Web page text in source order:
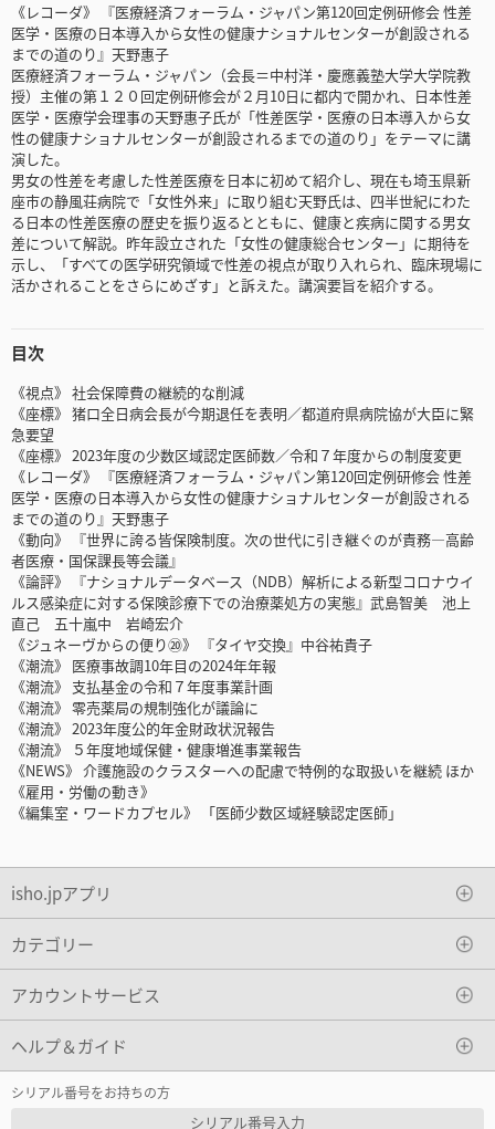
《レコーダ》 『医療経済フォーラム・ジャパン第120回定例研修会 性差
医学・医療の日本導入から女性の健康ナショナルセンターが創設される
までの道のり』天野惠子
医療経済フォーラム・ジャパン（会長＝中村洋・慶應義塾大学大学院教
授）主催の第１２０回定例研修会が２月10日に都内で開かれ、日本性差
医学・医療学会理事の天野惠子氏が「性差医学・医療の日本導入から女
性の健康ナショナルセンターが創設されるまでの道のり」をテーマに講
演した。
男女の性差を考慮した性差医療を日本に初めて紹介し、現在も埼玉県新
座市の静風荘病院で「女性外来」に取り組む天野氏は、四半世紀にわた
る日本の性差医療の歴史を振り返るとともに、健康と疾病に関する男女
差について解説。昨年設立された「女性の健康総合センター」に期待を
示し、「すべての医学研究領域で性差の視点が取り入れられ、臨床現場に
活かされることをさらにめざす」と訴えた。講演要旨を紹介する。
目次
《視点》 社会保障費の継続的な削減
《座標》 猪口全日病会長が今期退任を表明／都道府県病院協が大臣に緊
急要望
《座標》 2023年度の少数区域認定医師数／令和７年度からの制度変更
《レコーダ》 『医療経済フォーラム・ジャパン第120回定例研修会 性差
医学・医療の日本導入から女性の健康ナショナルセンターが創設される
までの道のり』天野惠子
《動向》 『世界に誇る皆保険制度。次の世代に引き継ぐのが責務―高齢
者医療・国保課長等会議』
《論評》 『ナショナルデータベース（NDB）解析による新型コロナウイ
ルス感染症に対する保険診療下での治療薬処方の実態』武島智美 池上
直己 五十嵐中 岩崎宏介
《ジュネーヴからの便り⑳》 『タイヤ交換』中谷祐貴子
《潮流》 医療事故調10年目の2024年年報
《潮流》 支払基金の令和７年度事業計画
《潮流》 零売薬局の規制強化が議論に
《潮流》 2023年度公的年金財政状況報告
《潮流》 ５年度地域保健・健康増進事業報告
《NEWS》 介護施設のクラスターへの配慮で特例的な取扱いを継続 ほか
《雇用・労働の動き》
《編集室・ワードカプセル》 「医師少数区域経験認定医師」
isho.jpアプリ
カテゴリー
アカウントサービス
ヘルプ＆ガイド
シリアル番号をお持ちの方
シリアル番号入力